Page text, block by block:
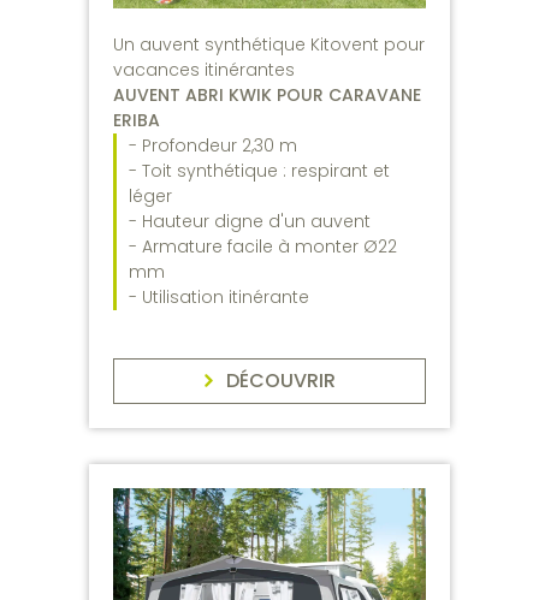
Un auvent synthétique Kitovent pour
vacances itinérantes
AUVENT ABRI KWIK POUR CARAVANE
ERIBA
- Profondeur 2,30 m
- Toit synthétique : respirant et
léger
- Hauteur digne d'un auvent
- Armature facile à monter Ø22
mm
- Utilisation itinérante
DÉCOUVRIR